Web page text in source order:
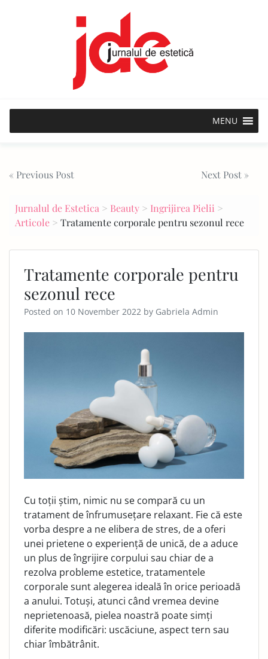
MENU
Post
navigation
« Previous Post Next Post »
Jurnalul de Estetica > Beauty > Ingrijirea Pielii >
Articole > Tratamente corporale pentru sezonul rece
Tratamente corporale pentru
sezonul rece
Posted on 10 November 2022 by Gabriela Admin
Cu toții știm, nimic nu se compară cu un
tratament de înfrumusețare relaxant. Fie că este
vorba despre a ne elibera de stres, de a oferi
unei prietene o experiență de unică, de a aduce
un plus de îngrijire corpului sau chiar de a
rezolva probleme estetice, tratamentele
corporale sunt alegerea ideală în orice perioadă
a anului. Totuși, atunci când vremea devine
neprietenoasă, pielea noastră poate simți
diferite modificări: uscăciune, aspect tern sau
chiar îmbătrânit.